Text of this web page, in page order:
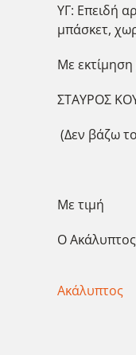
ΥΓ: Επειδή
μπάσκετ,
Με
ΣΤΑΥΡΟΣ
(Δεν βάζω
Με τιμή
Ο Ακάλυπτος
Ακάλυπτος